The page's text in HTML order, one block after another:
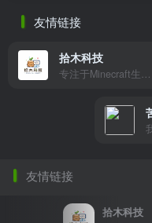
友情链接
拾木科技
专注于Minecraft生态建设
友情链接
拾木科技